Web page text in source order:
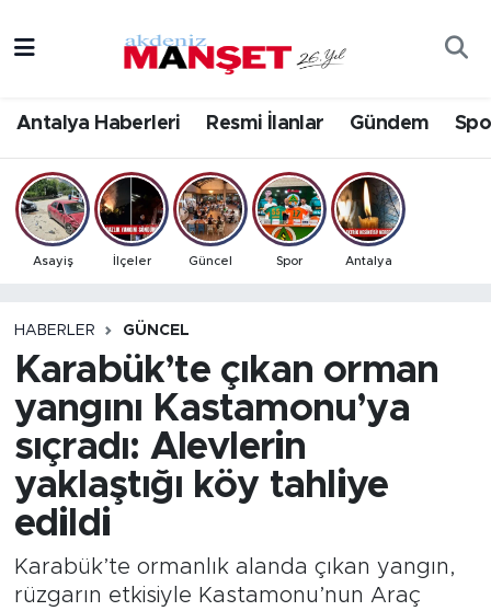
Antalya Haberleri Resmi İlanlar Gündem
Asayiş İlçeler Güncel Spor Antalya
HABERLER GÜNCEL
Karabük’te çıkan orman
yangını Kastamonu’ya
sıçradı: Alevlerin
yaklaştığı köy tahliye
edildi
Karabük’te ormanlık alanda çıkan yangın,
rüzgarın etkisiyle Kastamonu’nun Araç
Bilim & Teknoloji
Eğitim
Ekonomi
Gündem
İlçeler
Kültür- Sanat
Magazin
Özel Haber
Antalya Hava Durumu
Antalya Namaz Vakitleri
Antalya Trafik Yoğunluk Haritası
Tüm Manşetler
Son Dakika Haberleri
Haber Arşivi